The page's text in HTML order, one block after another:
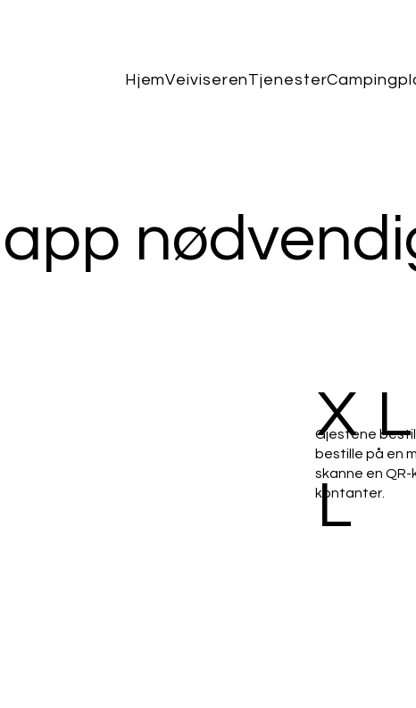
HjemVeiviserenTjenester
X
L
L
Gjestene
bestille på en
skanne en
kontanter.